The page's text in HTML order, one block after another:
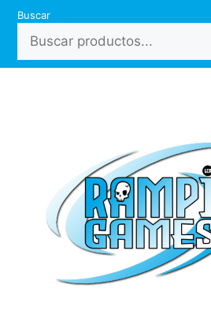
Saltar
contenido
Buscar